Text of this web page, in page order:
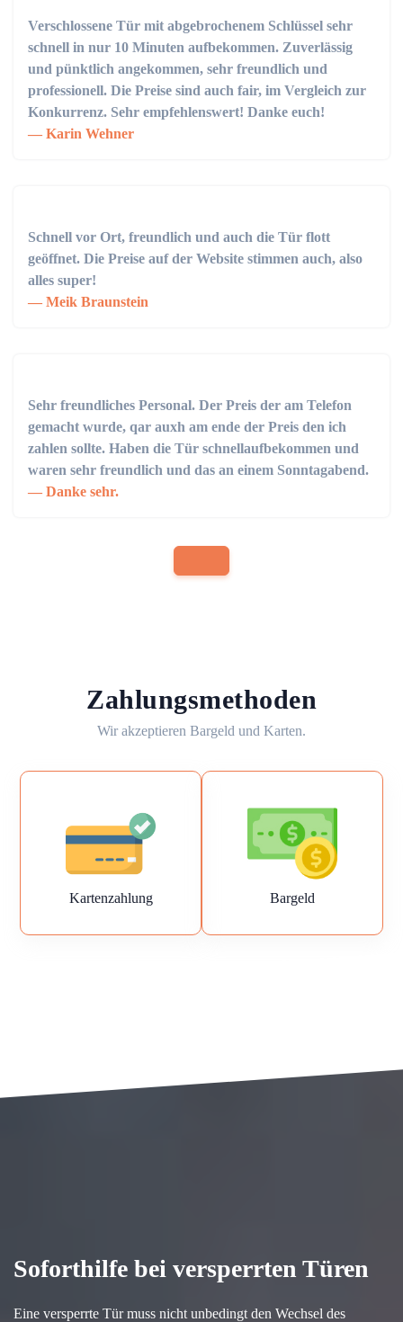
Verschlossene Tür mit abgebrochenem Schlüssel sehr
schnell in nur 10 Minuten aufbekommen. Zuverlässig
und pünktlich angekommen, sehr freundlich und
professionell. Die Preise sind auch fair, im Vergleich zur
Konkurrenz. Sehr empfehlenswert! Danke euch!
Karin Wehner
Schnell vor Ort, freundlich und auch die Tür flott
geöffnet. Die Preise auf der Website stimmen auch, also
alles super!
Meik Braunstein
Sehr freundliches Personal. Der Preis der am Telefon
gemacht wurde, qar auxh am ende der Preis den ich
zahlen sollte. Haben die Tür schnellaufbekommen und
waren sehr freundlich und das an einem Sonntagabend.
Danke sehr.
Zahlungsmethoden
Wir akzeptieren Bargeld und Karten.
Kartenzahlung Bargeld
Soforthilfe bei versperrten Türen
Eine versperrte Tür muss nicht unbedingt den Wechsel des